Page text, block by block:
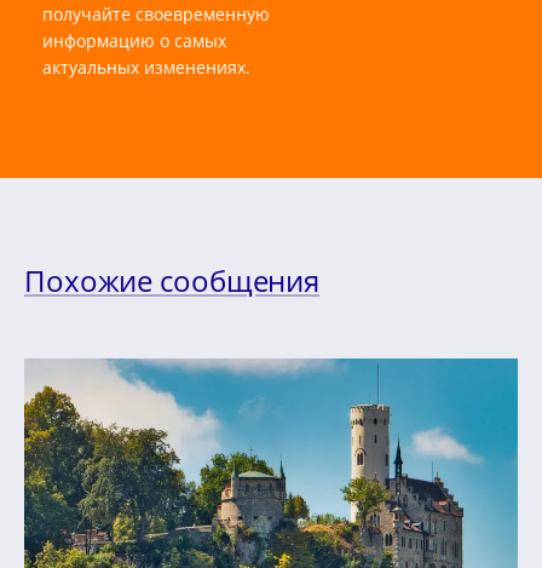
получайте своевременную
информацию о самых
актуальных изменениях.
Похожие сообщения